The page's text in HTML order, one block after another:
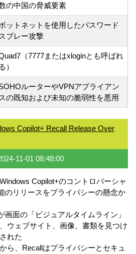
の中国の脅威要素
ットネットを使用したパスワード
スプレー攻撃
（7777またはxloginとも呼ばれ
る）
ルーターやVPNアプライアン
スの既知および未知の脆弱性を悪用
Copilot+ Recall Release Over
11-01 08:48:00
Copilot+のコントロバーシャ
のリリースをプライバシーの懸念か
画面の「ビジュアルタイムライン」
ウェブサイト、画像、書類を見つけ
れた
ら、Recallはプライバシーとセキュ